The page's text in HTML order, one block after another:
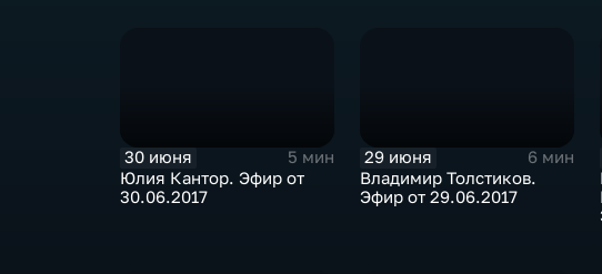
30 июня
5 мин
Юлия Кантор. Эфир от
30.06.2017
29 июня
6 мин
Владимир Толстиков.
Эфир от 29.06.2017